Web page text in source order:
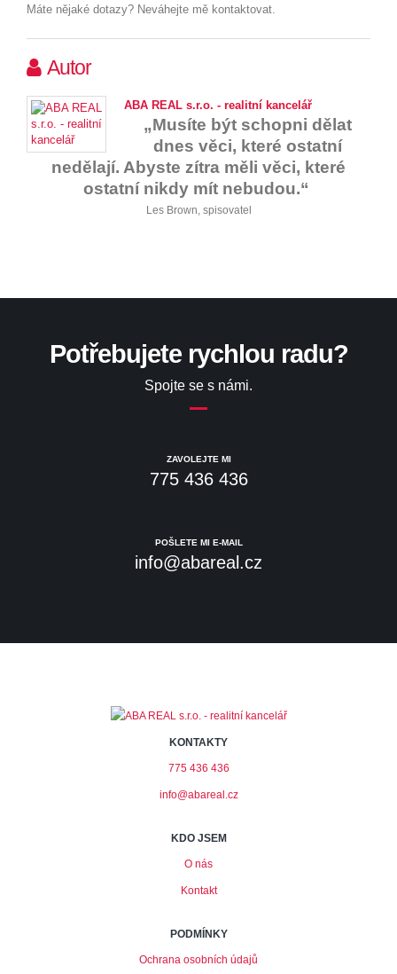
Máte nějaké dotazy? Neváhejte mě kontaktovat.
Autor
ABA REAL s.r.o. - realitní kancelář
„Musíte být schopni dělat
dnes věci, které ostatní
nedělají. Abyste zítra měli věci, které
ostatní nikdy mít nebudou.“
Les Brown, spisovatel
Potřebujete rychlou radu?
Spojte se s námi.
ZAVOLEJTE MI
775 436 436
POŠLETE MI E-MAIL
info@abareal.cz
KONTAKTY
775 436 436
info@abareal.cz
KDO JSEM
O nás
Kontakt
PODMÍNKY
Ochrana osobních údajů